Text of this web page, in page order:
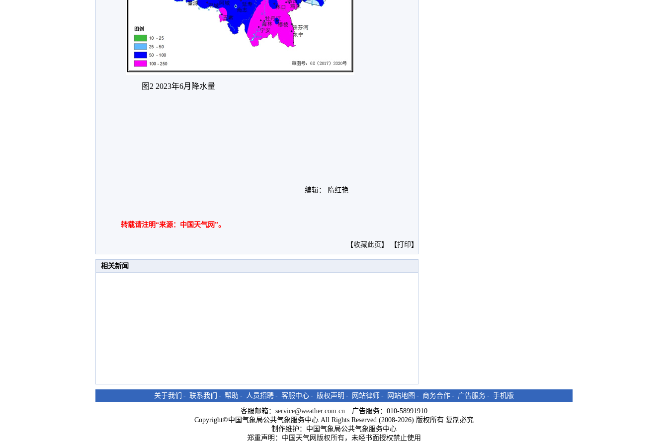
图2 2023年6月降水量
编辑： 隋红艳
转载请注明“来源：中国天气网”。
【收藏此页 】 【打印】
相关新闻
关于我们 - 联系我们 - 帮助 - 人员招聘 - 客服中心 - 版权声明 - 网站律师 - 网站地图 - 商务合作 - 广告服务 - 手机版
客服邮箱： service@weather.com.cn 广告服务：010-58991910
Copyright©中国气象局公共气象服务中心 All Rights Reserved (2008-2026) 版权所有 复制必究
制作维护：中国气象局公共气象服务中心
郑重声明：中国天气网 版权所有，未经书面授权禁止使用